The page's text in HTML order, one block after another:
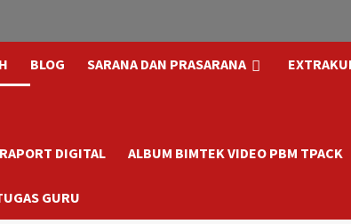
BLOG SARANA DAN PRASARANA
DIGITAL ALBUM BIMTEK VIDEO PBM TPACK
GURU